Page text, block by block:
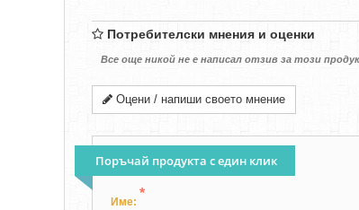
Потребителски мнения и оценки
Все още никой не е написал отзив за този
Оцени / напиши своето мнение
Поръчай продукта с един клик
Име:
*